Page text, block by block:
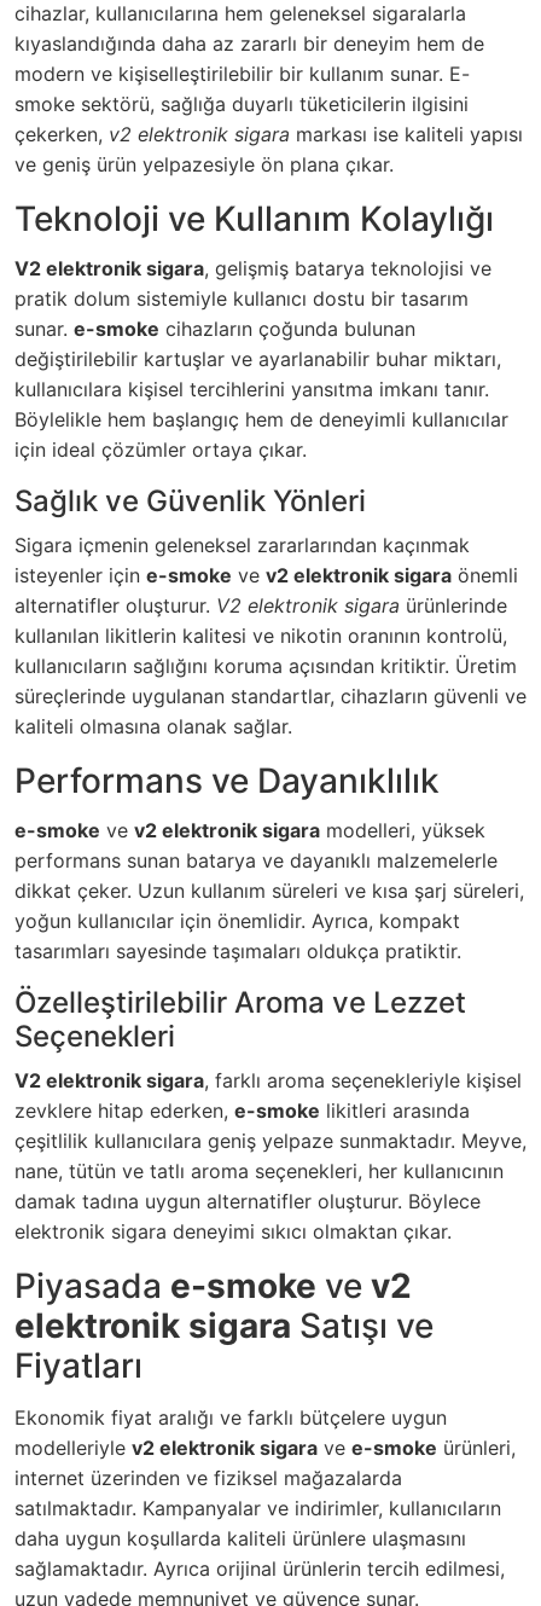
cihazlar, kullanıcılarına hem geleneksel sigaralarla
kıyaslandığında daha az zararlı bir deneyim hem de
modern ve kişiselleştirilebilir bir kullanım sunar. E-
smoke sektörü, sağlığa duyarlı tüketicilerin ilgisini
çekerken, v2 elektronik sigara markası ise kaliteli yapısı
ve geniş ürün yelpazesiyle ön plana çıkar.
Teknoloji ve Kullanım Kolaylığı
V2 elektronik sigara, gelişmiş batarya teknolojisi ve
pratik dolum sistemiyle kullanıcı dostu bir tasarım
sunar. e-smoke cihazların çoğunda bulunan
değiştirilebilir kartuşlar ve ayarlanabilir buhar miktarı,
kullanıcılara kişisel tercihlerini yansıtma imkanı tanır.
Böylelikle hem başlangıç hem de deneyimli kullanıcılar
için ideal çözümler ortaya çıkar.
Sağlık ve Güvenlik Yönleri
Sigara içmenin geleneksel zararlarından kaçınmak
isteyenler için e-smoke ve v2 elektronik sigara önemli
alternatifler oluşturur. V2 elektronik sigara ürünlerinde
kullanılan likitlerin kalitesi ve nikotin oranının kontrolü,
kullanıcıların sağlığını koruma açısından kritiktir. Üretim
süreçlerinde uygulanan standartlar, cihazların güvenli ve
kaliteli olmasına olanak sağlar.
Performans ve Dayanıklılık
e-smoke ve v2 elektronik sigara modelleri, yüksek
performans sunan batarya ve dayanıklı malzemelerle
dikkat çeker. Uzun kullanım süreleri ve kısa şarj süreleri,
yoğun kullanıcılar için önemlidir. Ayrıca, kompakt
tasarımları sayesinde taşımaları oldukça pratiktir.
Özelleştirilebilir Aroma ve Lezzet
Seçenekleri
V2 elektronik sigara, farklı aroma seçenekleriyle kişisel
zevklere hitap ederken, e-smoke likitleri arasında
çeşitlilik kullanıcılara geniş yelpaze sunmaktadır. Meyve,
nane, tütün ve tatlı aroma seçenekleri, her kullanıcının
damak tadına uygun alternatifler oluşturur. Böylece
elektronik sigara deneyimi sıkıcı olmaktan çıkar.
Piyasada e-smoke ve v2
elektronik sigara Satışı ve
Fiyatları
Ekonomik fiyat aralığı ve farklı bütçelere uygun
modelleriyle v2 elektronik sigara ve e-smoke ürünleri,
internet üzerinden ve fiziksel mağazalarda
satılmaktadır. Kampanyalar ve indirimler, kullanıcıların
daha uygun koşullarda kaliteli ürünlere ulaşmasını
sağlamaktadır. Ayrıca orijinal ürünlerin tercih edilmesi,
uzun vadede memnuniyet ve güvence sunar.